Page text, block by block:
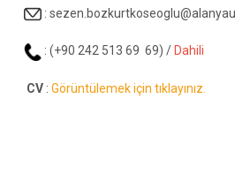
:
: (+90 242 513 69 69) / Dahili
CV : Görüntülemek için tıklayınız.